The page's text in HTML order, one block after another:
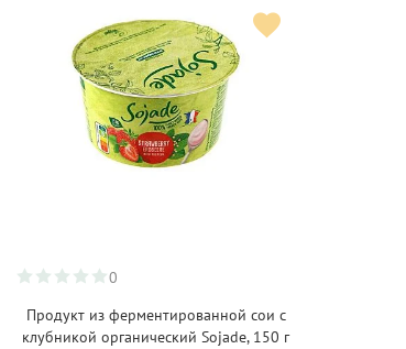
0
Продукт из ферментированной сои с
клубникой органический Sojade, 150 г